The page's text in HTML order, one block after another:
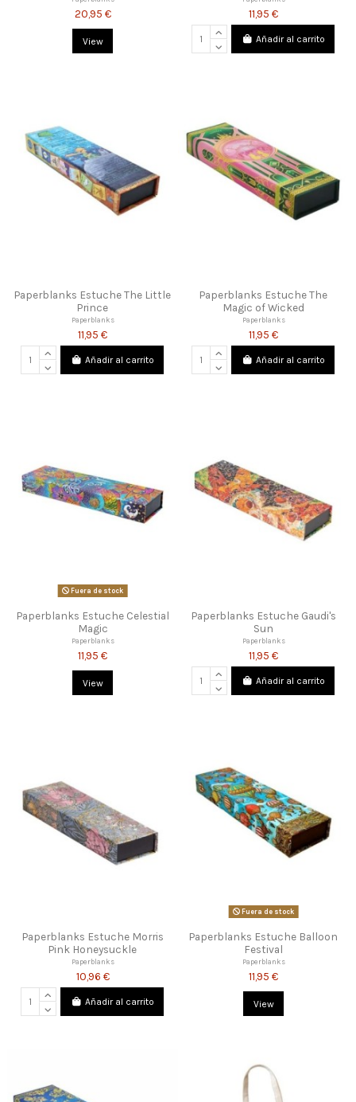
20,95 €
View
11,95 €
Añadir al carrito
Paperblanks Estuche The Little
Prince
Paperblanks
11,95 €
Añadir al carrito
Paperblanks Estuche The
Magic of Wicked
Paperblanks
11,95 €
Añadir al carrito
Fuera de stock
Paperblanks Estuche Celestial
Magic
Paperblanks
11,95 €
View
Paperblanks Estuche Gaudi's
Sun
Paperblanks
11,95 €
Añadir al carrito
Paperblanks Estuche Morris
Pink Honeysuckle
Paperblanks
10,96 €
Añadir al carrito
Fuera de stock
Paperblanks Estuche Balloon
Festival
Paperblanks
11,95 €
View